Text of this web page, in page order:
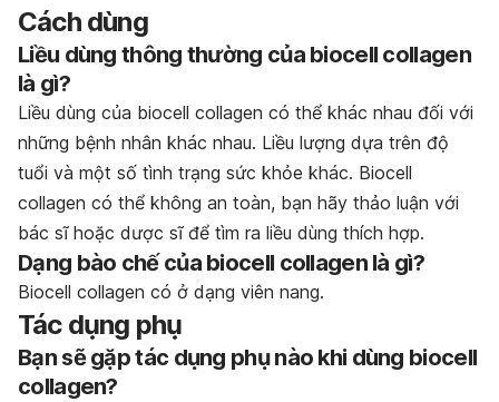
Cách dùng
Liều dùng thông thường của biocell collagen
là gì?
Liều dùng của biocell collagen có thể khác nhau đối với
những bệnh nhân khác nhau. Liều lượng dựa trên độ
tuổi và một số tình trạng sức khỏe khác. Biocell
collagen có thể không an toàn, bạn hãy thảo luận với
bác sĩ hoặc dược sĩ để tìm ra liều dùng thích hợp.
Dạng bào chế của biocell collagen là gì?
Biocell collagen có ở dạng viên nang.
Tác dụng phụ
Bạn sẽ gặp tác dụng phụ nào khi dùng biocell
collagen?